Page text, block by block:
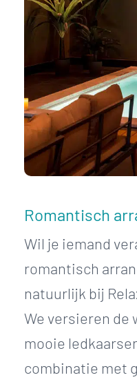
Romantisch
Wil je iemand
romantisch
natuurlijk bij
We versieren de
mooie
combinatie met